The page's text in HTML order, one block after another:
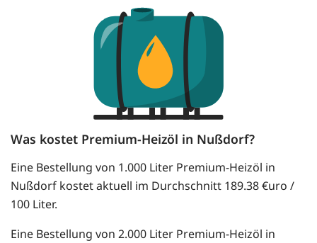
Was kostet Premium-Heizöl in Nußdorf?
Eine Bestellung von 1.000 Liter Premium-Heizöl in
Nußdorf kostet aktuell im Durchschnitt 189.38 €uro /
100 Liter.
Eine Bestellung von 2.000 Liter Premium-Heizöl in